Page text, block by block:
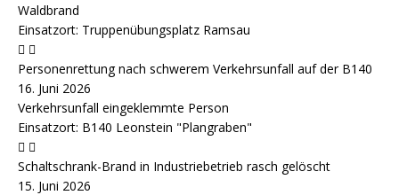
Waldbrand
Einsatzort: Truppenübungsplatz Ramsau
Personenrettung nach schwerem Verkehrsunfall auf der B140
16. Juni 2026
Verkehrsunfall eingeklemmte Person
Einsatzort: B140 Leonstein "Plangraben"
Schaltschrank-Brand in Industriebetrieb rasch gelöscht
15. Juni 2026